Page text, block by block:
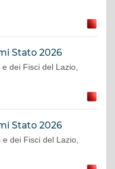
Stato 2026
dei Fisci del Lazio,
Stato 2026
dei Fisci del Lazio,